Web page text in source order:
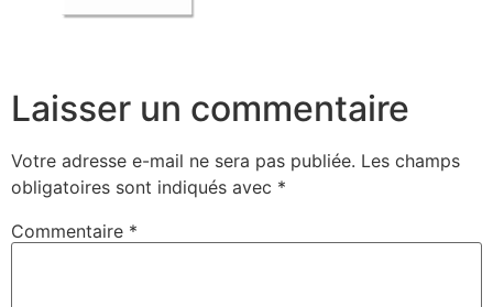
Laisser un commentaire
Votre adresse e-mail ne sera pas publiée. Les champs
obligatoires sont indiqués avec *
Commentaire *